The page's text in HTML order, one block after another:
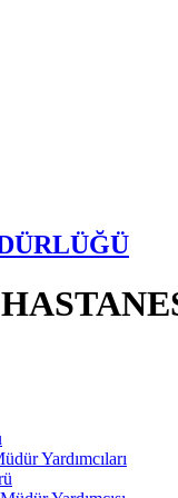
Yardımcıları